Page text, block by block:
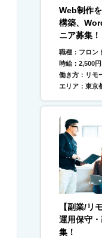
Web制作
構築、
ニア募集！
職種：フロン
時給：2,500
働き方：リモ
エリア：東京
【副業/リ
運用保守
集！